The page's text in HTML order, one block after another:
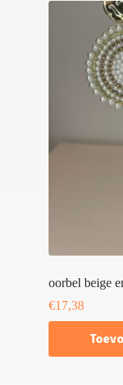
oorbel beige
€17,38